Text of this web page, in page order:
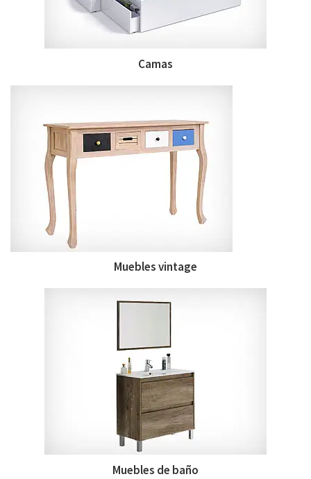
Camas
Muebles vintage
Muebles de baño